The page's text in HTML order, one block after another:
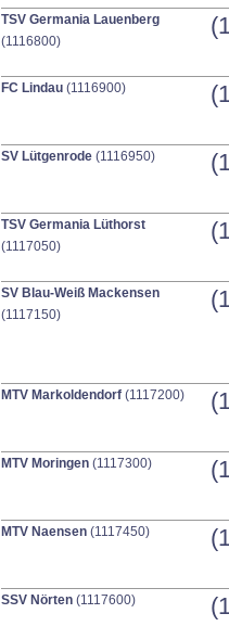
TSV Germania Lauenberg
(1116800)
FC Lindau (1116900)
SV Lütgenrode (1116950)
TSV Germania Lüthorst
(1117050)
SV Blau-Weiß Mackensen
(1117150)
MTV Markoldendorf (1117200)
MTV Moringen (1117300)
MTV Naensen (1117450)
SSV Nörten (1117600)